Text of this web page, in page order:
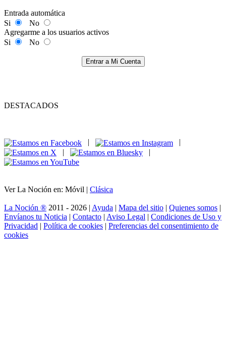
Entrada automática
Si
No
Agregarme a los usuarios activos
Si
No
Entrar a Mi Cuenta
DESTACADOS
|
|
Ver La Noción en: Móvil | Clásica
La Noción ® 2011 - 2026 | Ayuda | Mapa del sitio | Quienes somos |
Envíanos tu Noticia | Contacto | Aviso Legal | Condiciones de Uso y
Privacidad | Política de cookies | Preferencias del consentimiento de
cookies